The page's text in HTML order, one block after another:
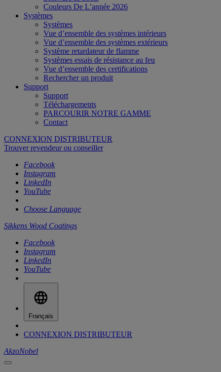
Couleurs De L’année 2026
Systèmes
Systèmes
Vue d’ensemble des systèmes intérieurs
Vue d’ensemble des systèmes extérieurs
Système retardateur de flamme
Systèmes essais de résistance au feu
Vue d’ensemble des certifications
Rechercher un produit
Support
Support
Téléchargements
PARCOURIR NOTRE GAMME
Contact
CONNEXION DISTRIBUTEUR
Trouver revendeur ou conseiller
Facebook
Instagram
LinkedIn
YouTube
Choose Language
Sikkens Wood Coatings
Facebook
Instagram
LinkedIn
YouTube
Français
CONNEXION DISTRIBUTEUR
AkzoNobel